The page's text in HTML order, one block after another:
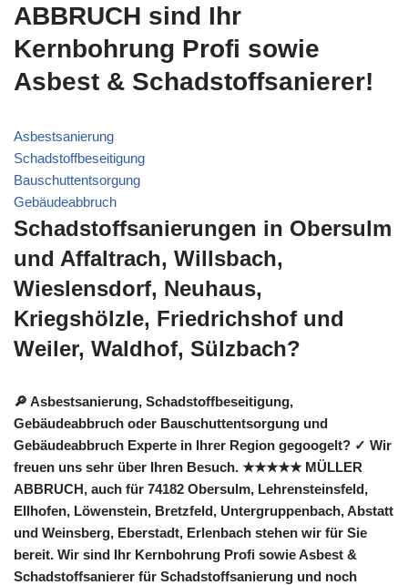
ABBRUCH sind Ihr
Kernbohrung Profi sowie
Asbest & Schadstoffsanierer!
Asbestsanierung
Schadstoffbeseitigung
Bauschuttentsorgung
Gebäudeabbruch
Schadstoffsanierungen in Obersulm
und Affaltrach, Willsbach,
Wieslensdorf, Neuhaus,
Kriegshölzle, Friedrichshof und
Weiler, Waldhof, Sülzbach?
🔎 Asbestsanierung, Schadstoffbeseitigung,
Gebäudeabbruch oder Bauschuttentsorgung und
Gebäudeabbruch Experte in Ihrer Region gegoogelt? ✓ Wir
freuen uns sehr über Ihren Besuch. ★★★★★ MÜLLER
ABBRUCH, auch für 74182 Obersulm, Lehrensteinsfeld,
Ellhofen, Löwenstein, Bretzfeld, Untergruppenbach, Abstatt
und Weinsberg, Eberstadt, Erlenbach stehen wir für Sie
bereit. Wir sind Ihr Kernbohrung Profi sowie Asbest &
Schadstoffsanierer für Schadstoffsanierung und noch